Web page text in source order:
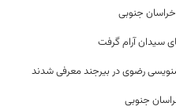
سیدان آرام گرفت
رضوی در بیرجند معرفی شدند
جنوبی